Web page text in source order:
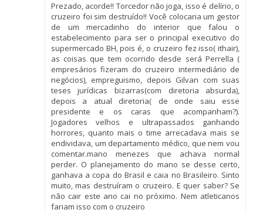
Prezado, acorde!! Torcedor não joga, isso é delírio, o
cruzeiro foi sim destruído!! Você colocaria um gestor
de um mercadinho do interior que falou o
estabelecimento para ser o principal executivo do
supermercado BH, pois é, o cruzeiro fez isso( ithair),
as coisas que tem ocorrido desde será Perrella (
empresários fizeram do cruzeiro intermediário de
negócios), empreguismo, depois Gilvan com suas
teses jurídicas bizarras(com diretoria absurda),
depois a atual diretoria( de onde saiu esse
presidente e os caras que acompanham?).
Jogadores velhos e ultrapassados ganhando
horrores, quanto mais o time arrecadava mais se
endividava, um departamento médico, que nem vou
comentar.mano menezes que achava normal
perder. O planejamento do mano se desse certo,
ganhava a copa do Brasil e caia no Brasileiro. Sinto
muito, mas destruíram o cruzeiro. E quer saber? Se
não cair este ano cai no próximo. Nem atleticanos
fariam isso com o cruzeiro